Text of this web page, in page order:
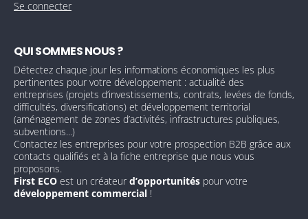
Se connecter
QUI SOMMES NOUS ?
Détectez chaque jour les informations économiques les plus
pertinentes pour votre développement : actualité des
entreprises (projets d’investissements, contrats, levées de fonds,
difficultés, diversifications) et développement territorial
(aménagement de zones d’activités, infrastructures publiques,
subventions...)
Contactez les entreprises pour votre prospection B2B grâce aux
contacts qualifiés et à la fiche entreprise que nous vous
proposons.
First ECO est un créateurd’opportunités pour votre
développement commercial !